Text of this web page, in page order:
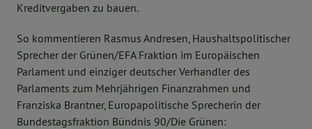
Kreditvergaben zu bauen.
So kommentieren Rasmus Andresen, Haushaltspolitischer
Sprecher der Grünen/EFA Fraktion im Europäischen
Parlament und einziger deutscher Verhandler des
Parlaments zum Mehrjährigen Finanzrahmen und
Franziska Brantner, Europapolitische Sprecherin der
Bundestagsfraktion Bündnis 90/Die Grünen: